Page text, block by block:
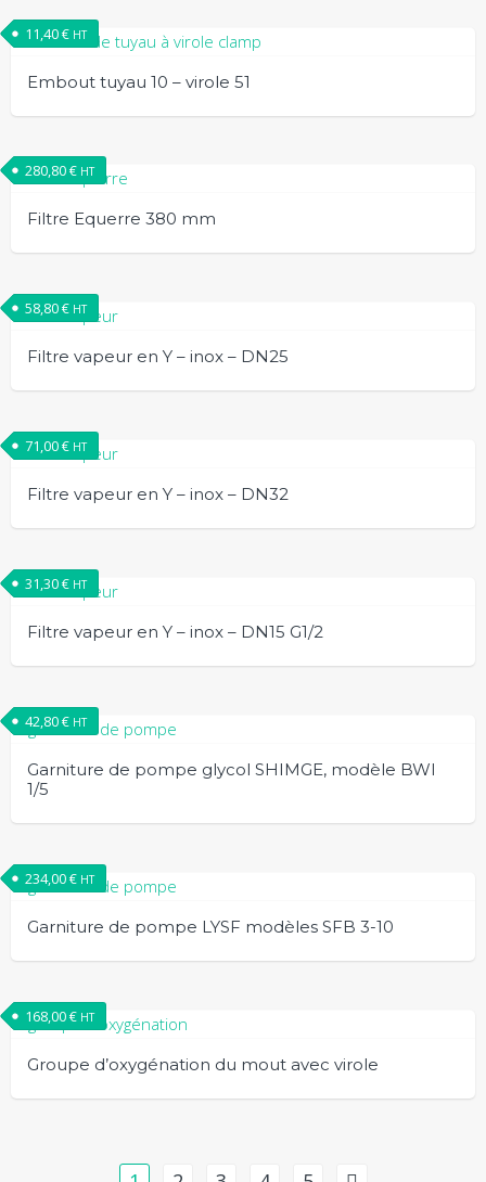
Embout tuyau 10 – virole 51
11,40€ HT
Filtre Equerre 380 mm
280,80€ HT
Filtre vapeur en Y – inox – DN25
58,80€ HT
Filtre vapeur en Y – inox – DN32
71,00€ HT
Filtre vapeur en Y – inox – DN15 G1/2
31,30€ HT
Garniture de pompe glycol SHIMGE, modèle BWI
1/5
42,80€ HT
Garniture de pompe LYSF modèles SFB 3-10
234,00€ HT
Groupe d’oxygénation du mout avec virole
168,00€ HT